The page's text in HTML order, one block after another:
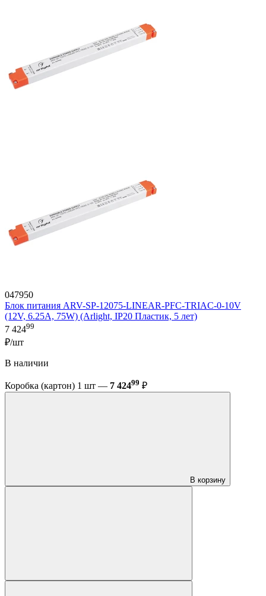
047950
Блок питания ARV-SP-12075-LINEAR-PFC-TRIAC-0-10V
(12V, 6.25A, 75W) (Arlight, IP20 Пластик, 5 лет)
7 42499
₽/шт
В наличии
Коробка (картон) 1 шт — 7 42499 ₽
В корзину